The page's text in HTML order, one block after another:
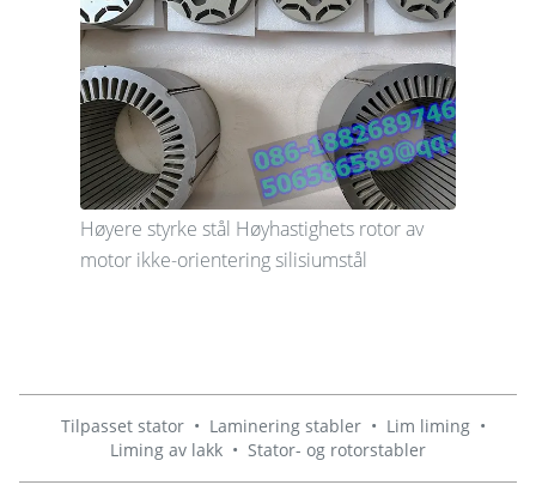
Høyere styrke stål Høyhastighets rotor av
motor ikke-orientering silisiumstål
Tilpasset stator • Laminering stabler • Lim liming •
Liming av lakk • Stator- og rotorstabler